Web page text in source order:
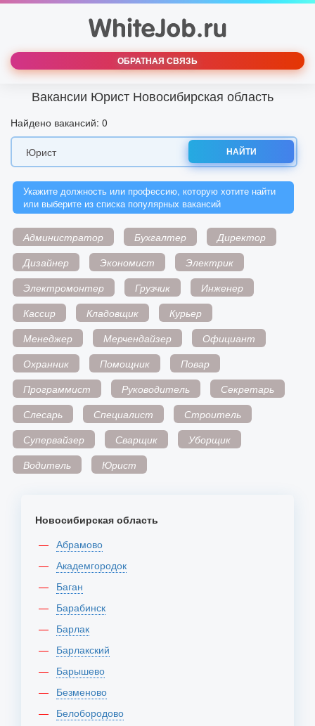
ОБРАТНАЯ СВЯЗЬ
Вакансии Юрист Новосибирская область
Найдено вакансий: 0
НАЙТИ
Укажите должность или профессию, которую хотите найти
или выберите из списка популярных вакансий
Администратор Бухгалтер
Директор
Дизайнер
Экономист
Электрик
Электромонтер
Грузчик
Инженер
Кассир
Кладовщик
Курьер
Менеджер
Мерчендайзер
Официант
Охранник
Помощник
Повар
Программист
Руководитель
Секретарь
Слесарь
Специалист
Строитель
Супервайзер
Сварщик
Уборщик
Водитель
Юрист
Новосибирская область
Абрамово
Академгородок
Баган
Барабинск
Барлак
Барлакский
Барышево
Безменово
Белобородово